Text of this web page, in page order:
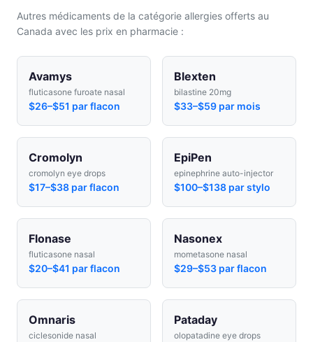
Autres médicaments de la catégorie allergies offerts au
Canada avec les prix en pharmacie :
Avamys
fluticasone furoate nasal
$26–$51 par flacon
Blexten
bilastine 20mg
$33–$59 par mois
Cromolyn
cromolyn eye drops
$17–$38 par flacon
EpiPen
epinephrine auto-injector
$100–$138 par stylo
Flonase
fluticasone nasal
$20–$41 par flacon
Nasonex
mometasone nasal
$29–$53 par flacon
Omnaris
ciclesonide nasal
Pataday
olopatadine eye drops